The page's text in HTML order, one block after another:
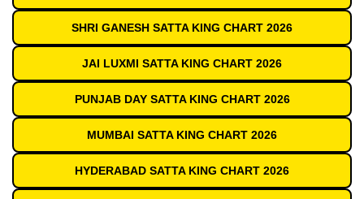
SHRI GANESH SATTA KING CHART 2026
JAI LUXMI SATTA KING CHART 2026
PUNJAB DAY SATTA KING CHART 2026
MUMBAI SATTA KING CHART 2026
HYDERABAD SATTA KING CHART 2026